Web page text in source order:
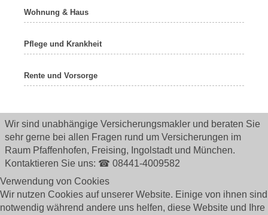
Wohnung & Haus
Pflege und Krankheit
Rente und Vorsorge
Wir sind unabhängige Versicherungsmakler und beraten Sie
sehr gerne bei allen Fragen rund um Versicherungen im
Raum Pfaffenhofen, Freising, Ingolstadt und München.
Kontaktieren Sie uns: ☎ 08441-4009582
Verwendung von Cookies
Wir nutzen Cookies auf unserer Website. Einige von ihnen sind
notwendig während andere uns helfen, diese Website und Ihre